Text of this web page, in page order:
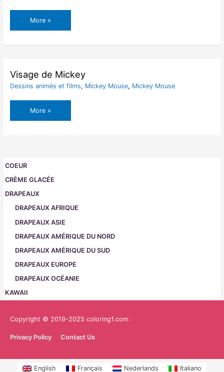
COEUR
CRÈME GLACÉE
DRAPEAUX
DRAPEAUX AFRIQUE
DRAPEAUX ASIE
DRAPEAUX AMÉRIQUE DU NORD
DRAPEAUX AMÉRIQUE DU SUD
DRAPEAUX EUROPE
DRAPEAUX OCÉANIE
KAWAII
Tête
de
More »
Visage de Mickey
Dessins animés et films, Mickey Mouse, Mickey Mouse
Visage
de
More »
Copyright © 2019-2025 coloring1.com
Privacy Policy Contact Us
English Français Nederlands Italiano